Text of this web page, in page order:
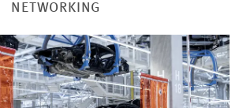
NETWORKING